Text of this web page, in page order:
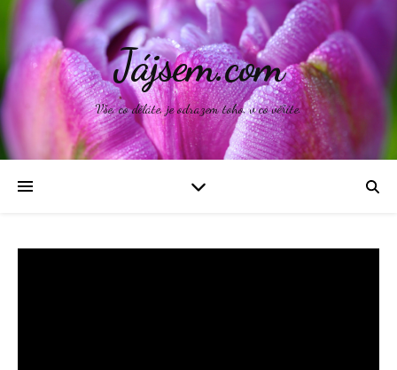
Jájsem.com
Vše, co děláte, je odrazem toho, v co věříte.